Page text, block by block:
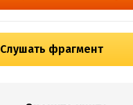
Слушать фрагмент